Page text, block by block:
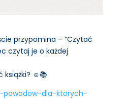
przypomina – “Czytać
czytaj je o każdej
książki? ☺️📚
powodow-dla-ktorych-